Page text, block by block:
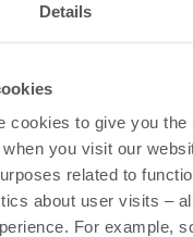
Details
cookies to give you the
you visit our
related to
about user visits –
For example,